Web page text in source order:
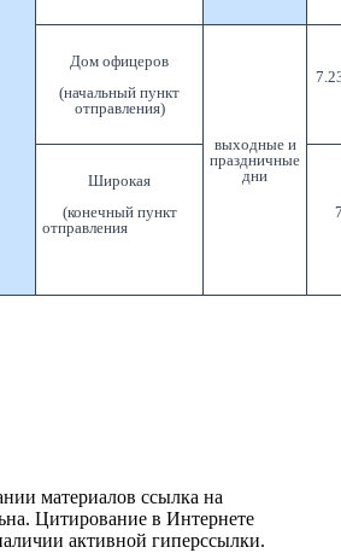
Дом офицеров
(начальный пункт
отправления)
выходные и
праздничные
дни
Широкая
(конечный пункт
отправления
материалов ссылка на
Цитирование в Интернете
активной гиперссылки.